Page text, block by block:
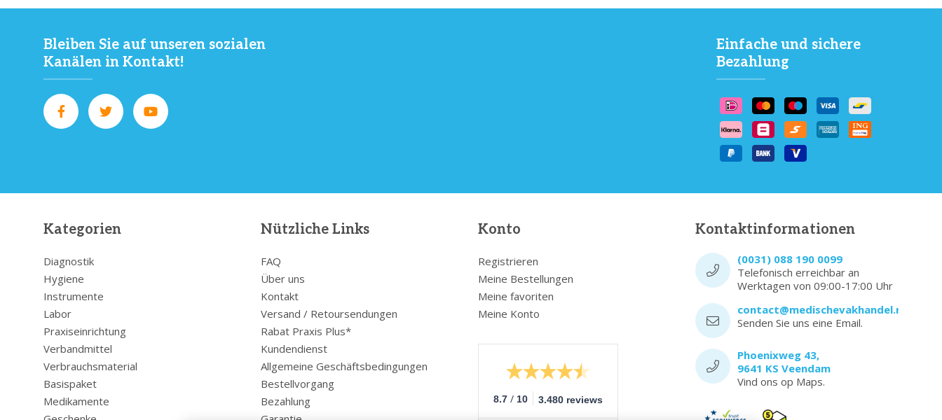
Bleiben Sie auf unseren sozialen
Kanälen in Kontakt!
Einfache und sichere
Bezahlung
Kategorien
Diagnostik
Hygiene
Instrumente
Labor
Praxiseinrichtung
Verbandmittel
Verbrauchsmaterial
Basispaket
Medikamente
Nützliche Links
FAQ
Über uns
Kontakt
Versand / Retoursendungen
Rabat Praxis Plus*
Kundendienst
Allgemeine Geschäftsbedingungen
Bestellvorgang
Bezahlung
Konto
Registrieren
Meine Bestellungen
Meine favoriten
Meine Konto
8.7 / 10 3.480 reviews
Kontaktinformationen
(0031) 088 190 0099
Telefonisch erreichbar an
Werktagen von 09:00-17:00 Uhr
contact@medischevakhandel.nl
Senden Sie uns eine Email.
Phoenixweg 43,
9641 KS Veendam
Vind ons op Maps.